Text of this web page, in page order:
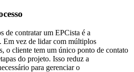
de contratar um EPCista é a
Em vez de lidar com múltiplos
o cliente tem um único ponto de contato
do projeto. Isso reduz a
para gerenciar o